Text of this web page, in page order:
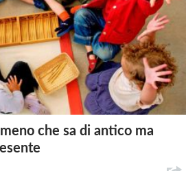
che sa di antico ma